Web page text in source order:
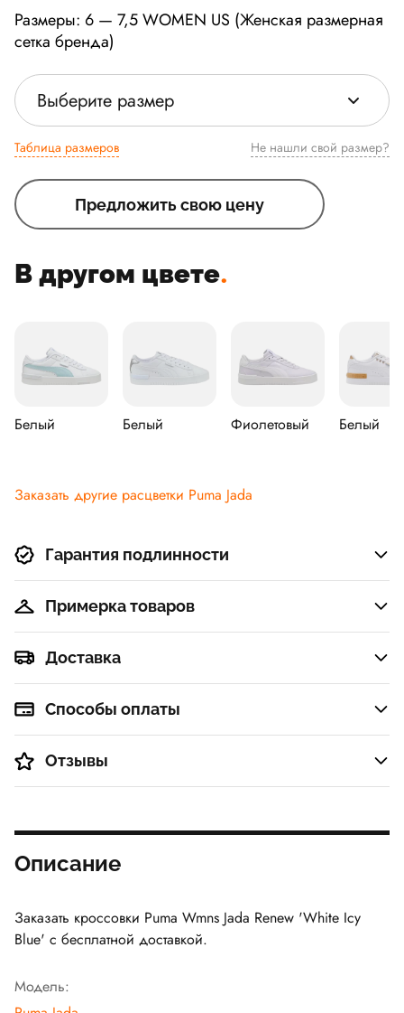
Размеры: 6 — 7,5 WOMEN US (Женская размерная
сетка бренда)
Выберите размер
Таблица размеров Не нашли свой размер?
Предложить свою цену
В другом цвете.
Белый Белый Фиолетовый Белый
Заказать другие расцветки Puma Jada
Гарантия подлинности
Примерка товаров
Доставка
Способы оплаты
Отзывы
Описание
Заказать кроссовки Puma Wmns Jada Renew 'White Icy
Blue' с бесплатной доставкой.
Модель: